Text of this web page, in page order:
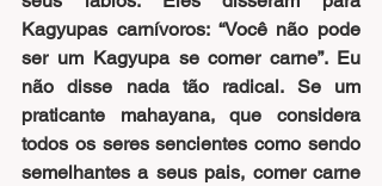
Kagyupas carnívoros: “Você não pode
ser um Kagyupa se comer carne”. Eu
não disse nada tão radical. Se um
praticante mahayana, que considera
todos os seres sencientes como sendo
semelhantes a seus pais, comer carne